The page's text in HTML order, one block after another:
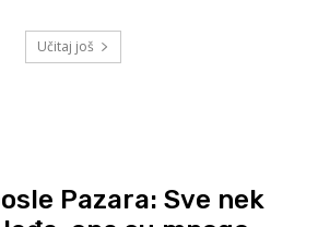
Učitaj još